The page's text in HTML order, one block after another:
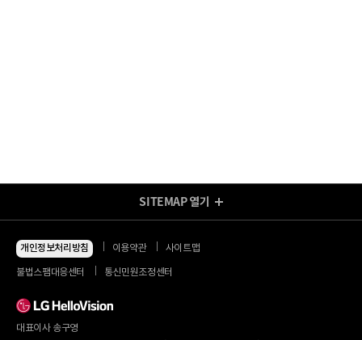
지금 최저가
인터넷+TV
인터넷 요금제
TV 요금제
인터넷+모바일
SITEMAP열기
개인정보처리방침 이용약관 사이트맵
불법스팸대응센터 통신민원조정센터
대표이사 송구영